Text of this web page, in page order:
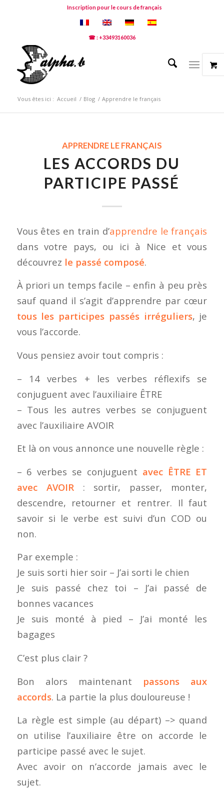
Inscription pour le cours de français
☎ : +33493160036
Vous êtes ici : Accueil / Blog / Apprendre le français
APPRENDRE LE FRANÇAIS
LES ACCORDS DU
PARTICIPE PASSÉ
Vous êtes en train d’apprendre le français
dans votre pays, ou ici à Nice et vous
découvrez le passé composé.
À priori un temps facile – enfin à peu près
sauf quand il s’agit d’apprendre par cœur
tous les participes passés irréguliers, je
vous l’accorde.
Vous pensiez avoir tout compris :
– 14 verbes + les verbes réflexifs se
conjuguent avec l’auxiliaire ÊTRE
– Tous les autres verbes se conjuguent
avec l’auxiliaire AVOIR
Et là on vous annonce une nouvelle règle :
– 6 verbes se conjuguent avec ÊTRE ET
avec AVOIR: sortir, passer, monter,
descendre, retourner et rentrer. Il faut
savoir si le verbe est suivi d’un COD ou
non.
Par exemple :
Je suis sorti hier soir – J’ai sorti le chien
Je suis passé chez toi – J’ai passé de
bonnes vacances
Je suis monté à pied – J’ai monté les
bagages
C’est plus clair ?
Bon alors maintenant passons aux
accords. La partie la plus douloureuse !
La règle est simple (au départ) –> quand
on utilise l’auxiliaire être on accorde le
participe passé avec le sujet.
Avec avoir on n’accorde jamais avec le
sujet.